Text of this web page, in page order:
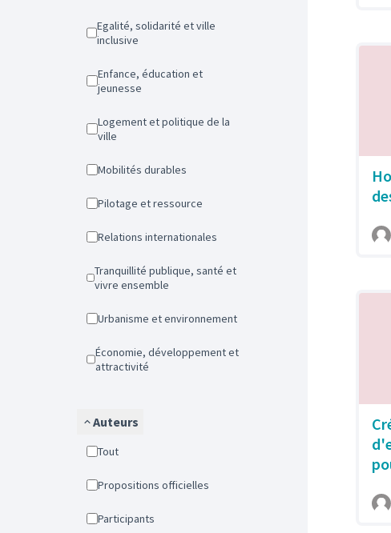
Egalité, solidarité et ville
inclusive
Enfance, éducation et
jeunesse
Logement et politique de la
ville
Mobilités durables
Pilotage et ressource
Relations internationales
Tranquillité publique, santé et
vivre ensemble
Urbanisme et environnement
Économie, développement et
attractivité
Auteurs
Tout
Propositions officielles
Participants